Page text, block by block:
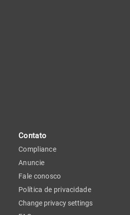
Contato
Compliance
Anuncie
Fale conosco
Política de privacidade
Change privacy settings